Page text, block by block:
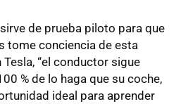
de prueba piloto para que
tome conciencia de esta
“el conductor sigue
% de lo haga que su coche,
ideal para aprender